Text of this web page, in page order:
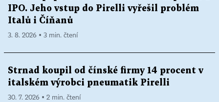
IPO. Jeho vstup do Pirelli vyřešil problém
Italů i Číňanů
3. 8. 2026 ▪ 3 min. čtení
Strnad koupil od čínské firmy 14 procent v
italském výrobci pneumatik Pirelli
30. 7. 2026 ▪ 2 min. čtení